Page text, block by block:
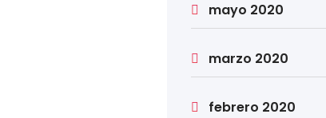
mayo 2020
marzo 2020
febrero 2020